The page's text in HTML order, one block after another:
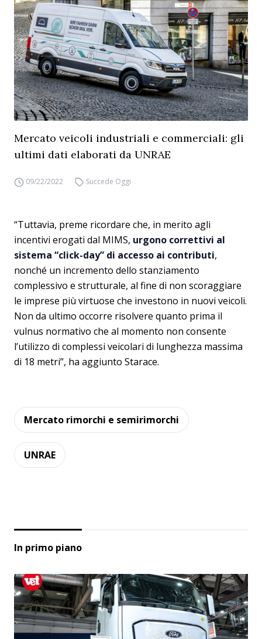
Mercato veicoli industriali e commerciali: gli
ultimi dati elaborati da UNRAE
09/22/2022 Succede Oggi
“Tuttavia, preme ricordare che, in merito agli
incentivi erogati dal MIMS, urgono correttivi al
sistema “click-day” di accesso ai contributi,
nonché un incremento dello stanziamento
complessivo e strutturale, al fine di non scoraggiare
le imprese più virtuose che investono in nuovi veicoli.
Non da ultimo occorre risolvere quanto prima il
vulnus normativo che al momento non consente
l’utilizzo di complessi veicolari di lunghezza massima
di 18 metri”, ha aggiunto Starace.
Mercato rimorchi e semirimorchi
UNRAE
In primo piano